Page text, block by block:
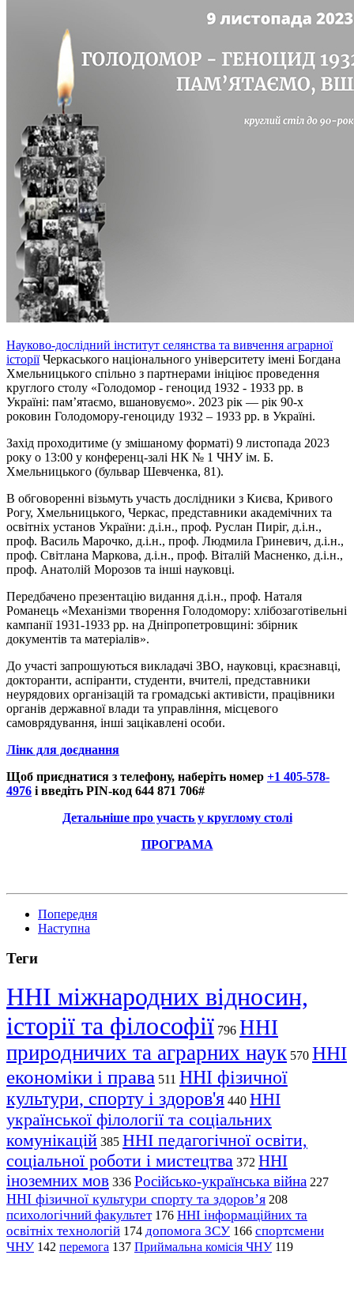
Науково-дослідний інститут селянства та вивчення аграрної
історіїЧеркаського національного університету імені Богдана
Хмельницького спільно з партнерами ініціює проведення
круглого столу «Голодомор - геноцид 1932 - 1933 рр. в
Україні: пам’ятаємо, вшановуємо». 2023 рік — рік 90-х
роковин Голодомору-геноциду 1932 – 1933 рр. в Україні.
Захід проходитиме (у змішаному форматі) 9 листопада 2023
року о 13:00 у конференц-залі НК № 1 ЧНУ ім. Б.
Хмельницького (бульвар Шевченка, 81).
В обговоренні візьмуть участь дослідники з Києва, Кривого
Рогу, Хмельницького, Черкас, представники академічних та
освітніх установ України: д.і.н., проф. Руслан Пиріг, д.і.н.,
проф. Василь Марочко, д.і.н., проф. Людмила Гриневич, д.і.н.,
проф. Світлана Маркова, д.і.н., проф. Віталій Масненко, д.і.н.,
проф. Анатолій Морозов та інші науковці.
Передбачено презентацію видання д.і.н., проф. Наталя
Романець «Механізми творення Голодомору: хлібозаготівельні
кампанії 1931-1933 рр. на Дніпропетровщині: збірник
документів та матеріалів».
До участі запрошуються викладачі ЗВО, науковці, краєзнавці,
докторанти, аспіранти, студенти, вчителі, представники
неурядових організацій та громадські активісти, працівники
органів державної влади та управління, місцевого
самоврядування, інші зацікавлені особи.
Лінк для доєднання
Щоб приєднатися з телефону, наберіть номер +1 405-578-
4976 і введіть PIN-код 644 871 706#
Детальніше про участь у круглому столі
ПРОГРАМА
Попередня
Наступна
Теги
ННІ міжнародних відносин,
історії та філософії 796 ННІ
природничих та аграрних наук 570 ННІ
економіки і права 511 ННІ фізичної
культури, спорту і здоров'я 440 ННІ
української філології та соціальних
комунікацій 385 ННІ педагогічної освіти,
соціальної роботи і мистецтва 372 ННІ
іноземних мов 336 Російсько-українська війна 227
ННІ фізичної культури спорту та здоров’я 208
психологічний факультет 176 ННІ інформаційних та
освітніх технологій 174 допомога ЗСУ 166 спортсмени
ЧНУ 142 перемога 137 Приймальна комісія ЧНУ 119